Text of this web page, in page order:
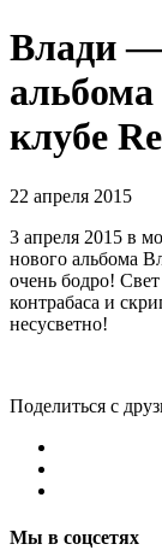
Влади —
альбома
клубе
22 апреля 2015
3 апреля 2015 в
нового альбома
очень бодро!
контрабаса и
несусветно!
Поделиться с
Мы в соцсетях